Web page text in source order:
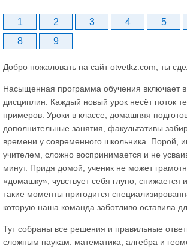
1 2 3 4 5
8
9
Добро пожаловать на сайт otvetkz.com, ты
Насыщенная программа обучения включает
дисциплин. Каждый новый урок несёт поток
примеров. Уроки в классе, домашняя
дополнительные занятия, факультативы
времени у современного школьника. Порой,
учителем, сложно воспринимается и не
минут. Придя домой, ученик не может
«домашку», чувствует себя глупо, снижается
такие моменты пригодится
которую наша команда заботливо оставила
Тут собраны все решения и правильные
сложным наукам: математика, алгебра и